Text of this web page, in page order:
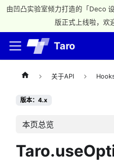
由凹凸实验室倾力打造的「Deco
版正式上线啦，欢
Taro
关于API
版本：4.x
本页总览